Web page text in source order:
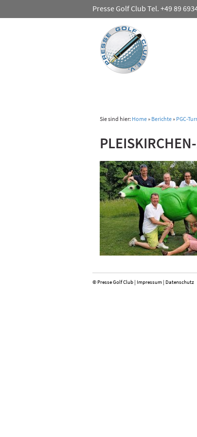
Presse Golf Club Tel. +49 89
Sie sind hier: Home» Berichte» PGC-
© Presse Golf Club | Impressum | Datenschutz